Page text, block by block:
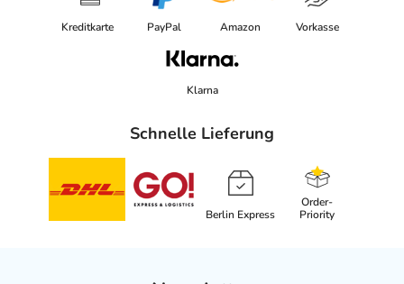
Kreditkarte PayPal Amazon Vorkasse
Klarna
Schnelle Lieferung
Berlin Express
Order-
Priority